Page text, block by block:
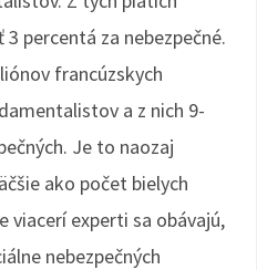
percentá za nebezpečné.
francúzskych
a z nich 9-
Je to naozaj
ako počet bielych
viacerí experti sa obávajú,
nebezpečných